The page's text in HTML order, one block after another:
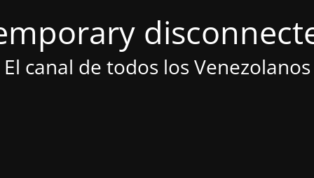
El canal de todos los Venezolanos